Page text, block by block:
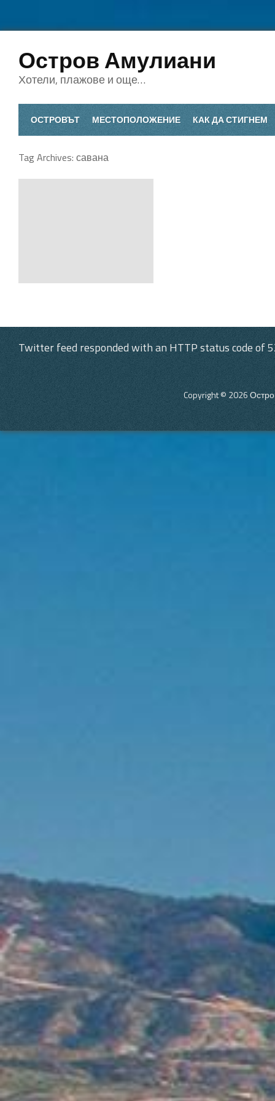
Остров Амулиани
Хотели, плажове и още…
ОСТРОВЪТ МЕСТОПОЛОЖЕНИЕ КАК ДА СТИГНЕМ
Tag Archives: савана
Twitter feed responded with an HTTP status code of
Copyright © 2026